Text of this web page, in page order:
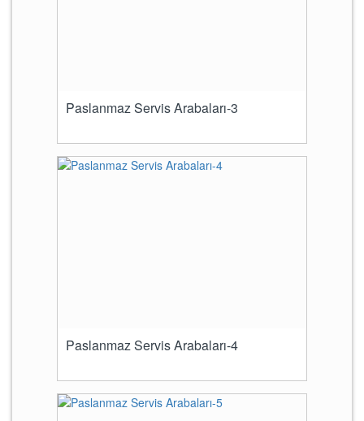
Paslanmaz Servis Arabaları-3
Paslanmaz Servis Arabaları-4